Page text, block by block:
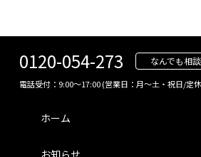
0120-054-273 なんでも相談
電話受付：9:00～17:00 (営業日：月～土・祝日/定休
ホーム